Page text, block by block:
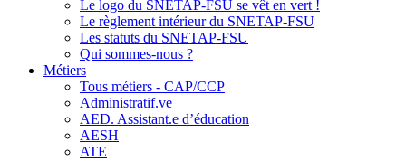
Le logo du SNETAP-FSU se vêt en vert !
Le règlement intérieur du SNETAP-FSU
Les statuts du SNETAP-FSU
Qui sommes-nous ?
Métiers
Tous métiers - CAP/CCP
Administratif.ve
AED. Assistant.e d’éducation
AESH
ATE